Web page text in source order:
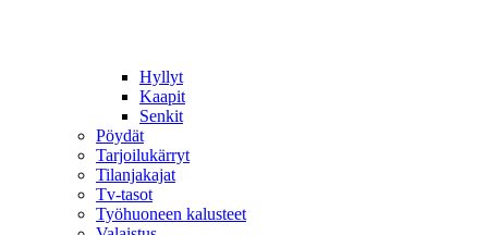
Hyllyt
Kaapit
Senkit
Pöydät
Tarjoilukärryt
Tilanjakajat
Tv-tasot
Työhuoneen kalusteet